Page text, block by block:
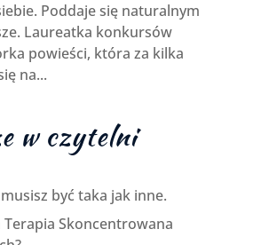
Poddaje się naturalnym
Laureatka konkursów
powieści, która za kilka
na...
w czytelni
być taka jak inne.
Terapia Skoncentrowana